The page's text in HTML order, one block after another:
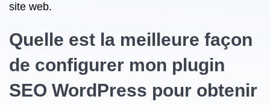
site web.
Quelle est la meilleure façon
de configurer mon plugin
SEO WordPress pour obtenir